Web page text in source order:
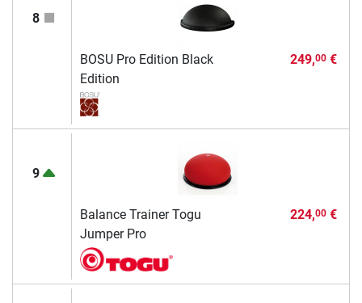
8
BOSU Pro Edition Black
Edition
249,00€
9
Balance Trainer Togu
Jumper Pro
224,00€